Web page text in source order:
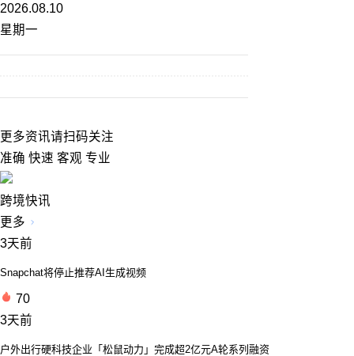
2026.08.10
星期一
更多资讯请扫码关注
准确 快速 客观 专业
跨境快讯
更多
3天前
Snapchat将停止推荐AI生成视频
70
3天前
户外出行硬科技企业「松鼠动力」完成超2亿元A轮系列融资